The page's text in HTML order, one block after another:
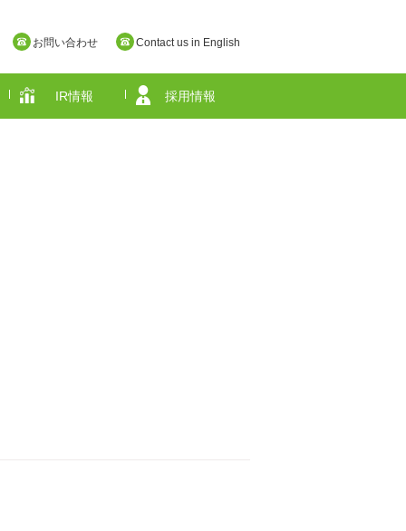
お問い合わせ Contact us in English
IR情報 採用情報